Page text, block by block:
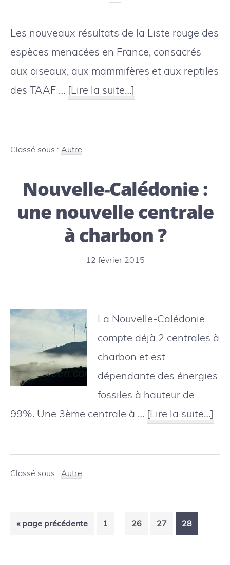
Les nouveaux résultats de la Liste rouge des
espèces menacées en France, consacrés
aux oiseaux, aux mammifères et aux reptiles
des TAAF … [Lire la suite…]
:
exceptionnelle
menacée
Classé sous : Autre
Nouvelle-Calédonie :
une nouvelle centrale
à charbon ?
12 février 2015
La Nouvelle-Calédonie
compte déjà 2 centrales à
charbon et est
dépendante des énergies
fossiles à hauteur de
99%. Une 3ème centrale à … [Lire la suite…]
Classé sous : Autre
« Aller
page précédente Page
1
Pages
… Page
26 Page
27 Page
28